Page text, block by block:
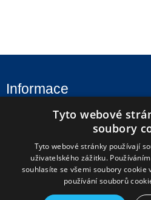
Informace
Uchazeči
Tyto webové
soubory
Tyto webové stránky používají
uživatelského zážitku.
souhlasíte se všemi soubory cookie
používání souborů